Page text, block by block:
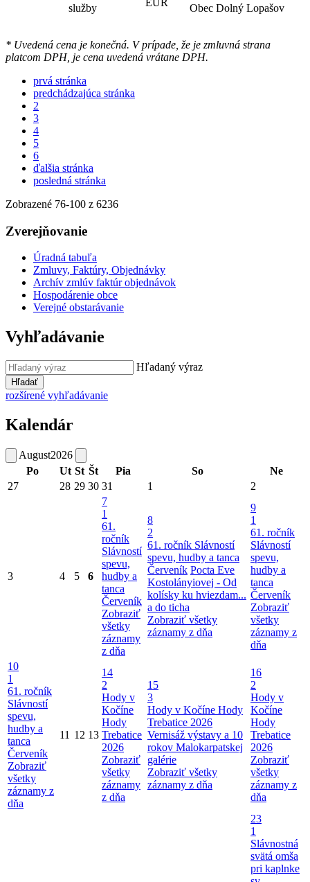
služby
Obec Dolný Lopašov
* Uvedená cena je konečná. V prípade, že je zmluvná strana
platcom DPH, je cena uvedená vrátane DPH.
prvá stránka
predchádzajúca stránka
2
3
4
5
6
ďalšia stránka
posledná stránka
Zobrazené 76-100 z 6236
Zverejňovanie
Úradná tabuľa
Zmluvy, Faktúry, Objednávky
Archív zmlúv faktúr objednávok
Hospodárenie obce
Verejné obstarávanie
Vyhľadávanie
Hľadaný výraz
Hľadať
rozšírené vyhľadávanie
Kalendár
August2026
Po
Ut St Št Pia So
Ne
27
28 29 30 31 1 2
3 4 5 6
7
1
61.
ročník
Slávností
spevu,
hudby a
tanca
Červeník
Zobraziť
všetky
záznamy
z dňa
8
2
61. ročník Slávností
spevu, hudby a tanca
Červeník Pocta Eve
Kostolányiovej - Od
kolísky ku hviezdam...
a do ticha
Zobraziť všetky
záznamy z dňa
9
1
61. ročník
Slávností
spevu,
hudby a
tanca
Červeník
Zobraziť
všetky
záznamy z
dňa
10
1
61. ročník
Slávností
spevu,
hudby a
tanca
Červeník
Zobraziť
všetky
záznamy z
dňa
11 12 13
14
2
Hody v
Kočíne
Hody
Trebatice
2026
Zobraziť
všetky
záznamy
z dňa
15
3
Hody v Kočíne Hody
Trebatice 2026
Vernisáž výstavy a 10
rokov Malokarpatskej
galérie
Zobraziť všetky
záznamy z dňa
16
2
Hody v
Kočíne
Hody
Trebatice
2026
Zobraziť
všetky
záznamy z
dňa
23
1
Slávnostná
svätá omša
pri kaplnke